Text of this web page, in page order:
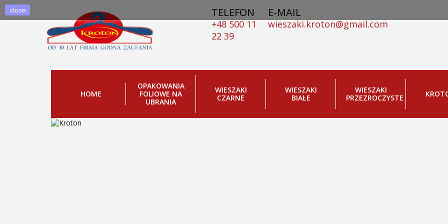
TELEFON
+48 500 11
22 39
E-MAIL
wieszaki.kroton@gmail.com
HOME
OPAKOWANIA
FOLIOWE NA
UBRANIA
WIESZAKI
CZARNE
WIESZAKI
BIAŁE
WIESZAKI
PRZEZROCZYSTE
KROTON
Kroton
close